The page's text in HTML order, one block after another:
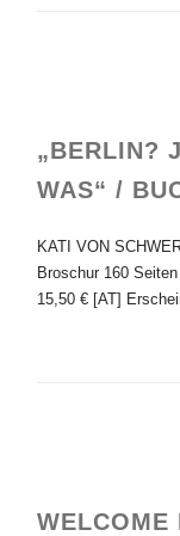
„BERLIN?
WAS“ /
KATI VON
Broschur 160
15,50 € [AT]
WELCOME